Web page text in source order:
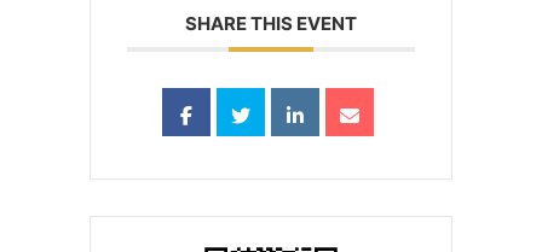
SHARE THIS EVENT